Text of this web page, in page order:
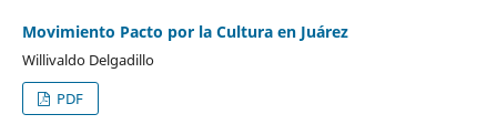
Movimiento Pacto por la Cultura en Juárez
Willivaldo Delgadillo
PDF